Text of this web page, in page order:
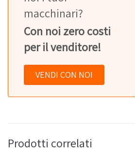
macchinari?
Con noi zero costi
per il venditore!
VENDI CON NOI
Prodotti correlati